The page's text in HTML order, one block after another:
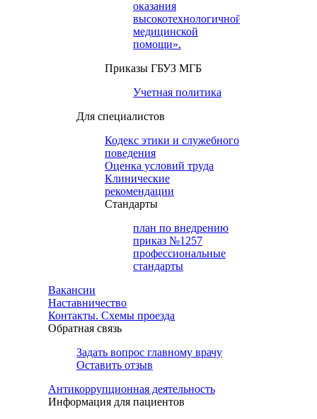
оказания
высокотехнологичной
медицинской
помощи».
Приказы ГБУЗ МГБ
Учетная политика
Для специалистов
Кодекс этики и служебного
поведения
Оценка условий труда
Клинические
рекомендации
Cтандарты
план по внедрению
приказ №1257
профессиональные
стандарты
Вакансии
Наставничество
Контакты. Схемы проезда
Обратная связь
Задать вопрос главному врачу
Оставить отзыв
Антикоррупционная деятельность
Информация для пациентов